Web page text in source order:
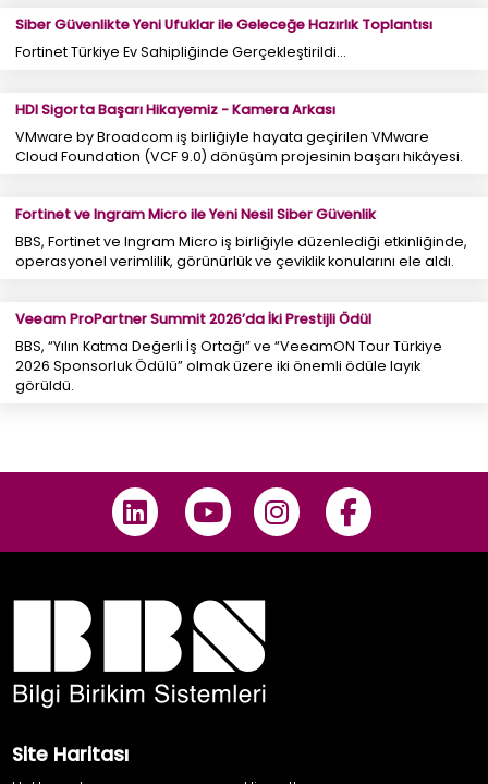
Siber Güvenlikte Yeni Ufuklar ile Geleceğe Hazırlık Toplantısı
Fortinet Türkiye Ev Sahipliğinde Gerçekleştirildi...
HDI Sigorta Başarı Hikayemiz - Kamera Arkası
VMware by Broadcom iş birliğiyle hayata geçirilen VMware
Cloud Foundation (VCF 9.0) dönüşüm projesinin başarı hikâyesi.
Fortinet ve Ingram Micro ile Yeni Nesil Siber Güvenlik
BBS, Fortinet ve Ingram Micro iş birliğiyle düzenlediği etkinliğinde,
operasyonel verimlilik, görünürlük ve çeviklik konularını ele aldı.
Veeam ProPartner Summit 2026’da İki Prestijli Ödül
BBS, “Yılın Katma Değerli İş Ortağı” ve “VeeamON Tour Türkiye
2026 Sponsorluk Ödülü” olmak üzere iki önemli ödüle layık
görüldü.
Site Haritası